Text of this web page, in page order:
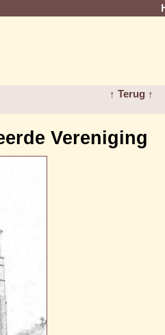
↑ Terug ↑
Vereniging